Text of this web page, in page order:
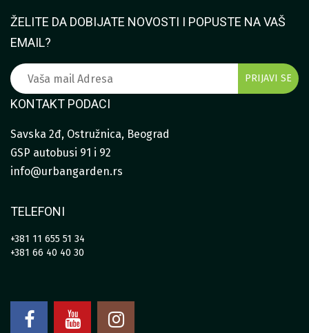
ŽELITE DA DOBIJATE NOVOSTI I POPUSTE NA VAŠ
EMAIL?
KONTAKT PODACI
Savska 2đ, Ostružnica, Beograd
GSP autobusi 91 i 92
info@urbangarden.rs
TELEFONI
+381 11 655 51 34
+381 66 40 40 30